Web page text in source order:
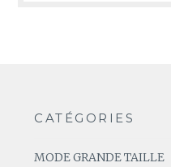
CATÉGORIES
MODE GRANDE TAILLE